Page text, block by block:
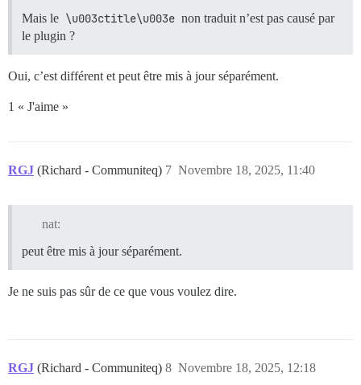
Mais le \u003ctitle\u003e non traduit n’est pas causé par
le plugin ?
Oui, c’est différent et peut être mis à jour séparément.
1 « J'aime »
RGJ (Richard - Communiteq) Novembre 18, 2025, 11:40
7
nat:
peut être mis à jour séparément.
Je ne suis pas sûr de ce que vous voulez dire.
RGJ (Richard - Communiteq) Novembre 18, 2025, 12:18
8